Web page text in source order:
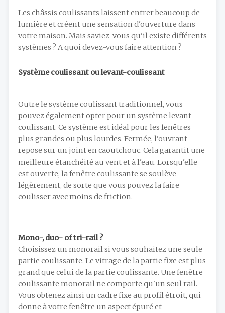
Les châssis coulissants laissent entrer beaucoup de
lumière et créent une sensation d'ouverture dans
votre maison. Mais saviez-vous qu'il existe différents
systèmes ? A quoi devez-vous faire attention ?
Système coulissant ou levant-coulissant
Outre le système coulissant traditionnel, vous
pouvez également opter pour un système levant-
coulissant. Ce système est idéal pour les fenêtres
plus grandes ou plus lourdes. Fermée, l’ouvrant
repose sur un joint en caoutchouc. Cela garantit une
meilleure étanchéité au vent et à l'eau. Lorsqu'elle
est ouverte, la fenêtre coulissante se soulève
légèrement, de sorte que vous pouvez la faire
coulisser avec moins de friction.
Mono-, duo- of tri-rail ?
Choisissez un monorail si vous souhaitez une seule
partie coulissante. Le vitrage de la partie fixe est plus
grand que celui de la partie coulissante. Une fenêtre
coulissante monorail ne comporte qu'un seul rail.
Vous obtenez ainsi un cadre fixe au profil étroit, qui
donne à votre fenêtre un aspect épuré et